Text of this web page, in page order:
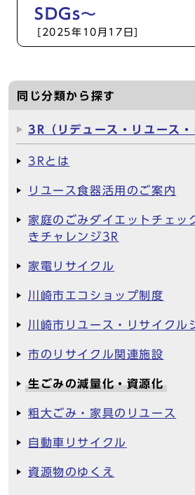
SDGs～
[2025年10月17日]
同じ分類から探す
3R（リデュース・リユース・
3Rとは
リユース食器活用のご案内
家庭のごみダイエットチェッ
きチャレンジ3R
家電リサイクル
川崎市エコショップ制度
川崎市リユース・リサイクル
市のリサイクル関連施設
生ごみの減量化・資源化
粗大ごみ・家具のリユース
自動車リサイクル
資源物のゆくえ